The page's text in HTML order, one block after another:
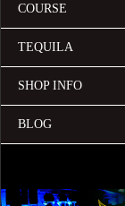
COURSE
TEQUILA
SHOP INFO
BLOG